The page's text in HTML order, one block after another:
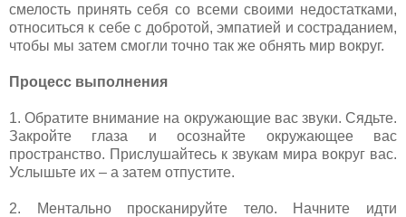
смелость принять себя со всеми своими недостатками,
относиться к себе с добротой, эмпатией и состраданием,
чтобы мы затем смогли точно так же обнять мир вокруг.
Процесс выполнения
1. Обратите внимание на окружающие вас звуки. Сядьте.
Закройте глаза и осознайте окружающее вас
пространство. Прислушайтесь к звукам мира вокруг вас.
Услышьте их – а затем отпустите.
2. Ментально просканируйте тело. Начните идти